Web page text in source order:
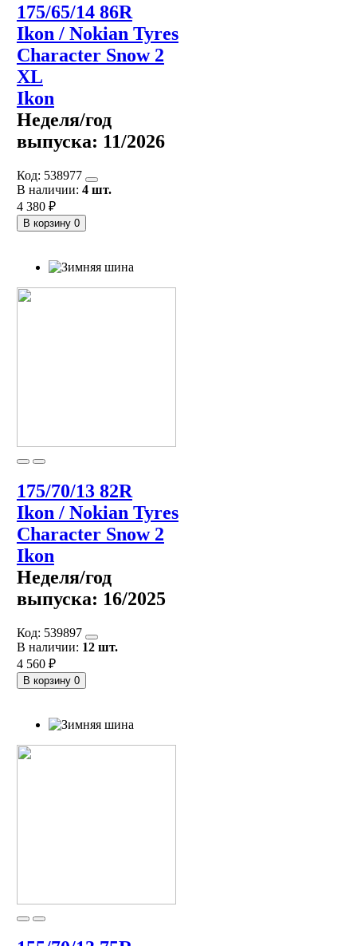
175/65/14 86R
Ikon / Nokian Tyres
Character Snow 2
XL
Ikon
Неделя/год
выпуска: 11/2026
Код: 538977
В наличии: 4 шт.
4 380 ₽
В корзину 0
175/70/13 82R
Ikon / Nokian Tyres
Character Snow 2
Ikon
Неделя/год
выпуска: 16/2025
Код: 539897
В наличии: 12 шт.
4 560 ₽
В корзину 0